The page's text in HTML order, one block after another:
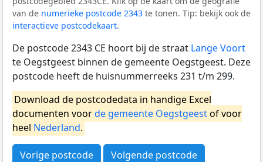
van de numerieke postcode 2343 te tonen. Tip: bekijk ook de
interactieve postcodekaart.
De postcode 2343 CE hoort bij de straat Lange Voort
te Oegstgeest binnen de gemeente Oegstgeest. Deze
postcode heeft de huisnummerreeks 231 t/m 299.
Download de postcodedata in handige Excel
documenten voorde gemeente Oegstgeestof voor
heel Nederland.
Vorige postcode Volgende postcode